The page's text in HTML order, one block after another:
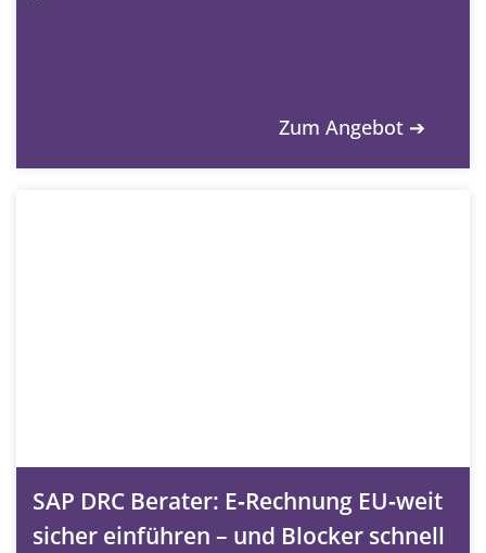
Zum Angebot ➔
SAP DRC Berater: E‑Rechnung EU‑weit
sicher einführen – und Blocker schnell